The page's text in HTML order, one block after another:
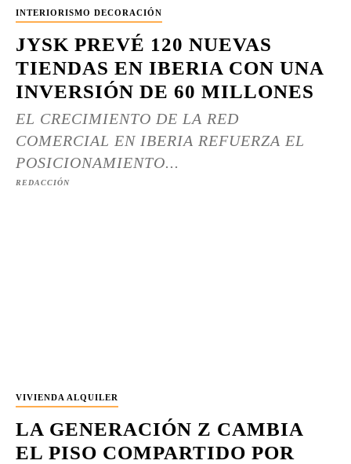
INTERIORISMO DECORACIÓN
JYSK PREVÉ 120 NUEVAS
TIENDAS EN IBERIA CON UNA
INVERSIÓN DE 60 MILLONES
EL CRECIMIENTO DE LA RED
COMERCIAL EN IBERIA REFUERZA EL
POSICIONAMIENTO...
REDACCIÓN
VIVIENDA ALQUILER
LA GENERACIÓN Z CAMBIA
EL PISO COMPARTIDO POR